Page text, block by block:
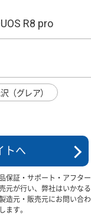
R8 pro
（グレア）
トへ
保証・サポート・アフター
元が行い、弊社はいかなる
造元・販売元にお問い合わ
ます。